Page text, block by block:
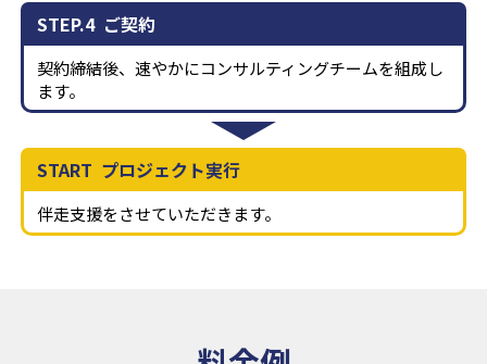
STEP.4 ご契約
契約締結後、速やかにコンサルティングチームを組成し
ます。
START プロジェクト実行
伴走支援をさせていただきます。